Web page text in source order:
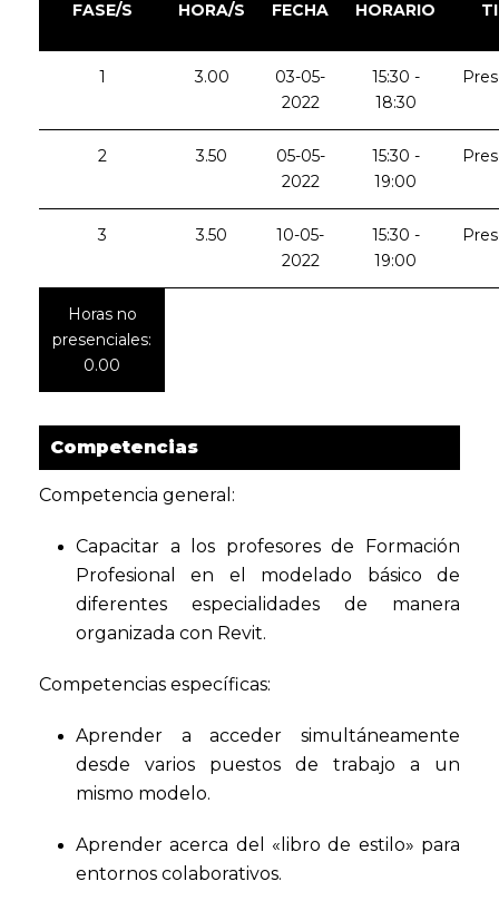
FASE/S HORA/S FECHA HORARIO
1 3.00
03-05-
2022
15:30 -
18:30
2 3.50
05-05-
2022
15:30 -
19:00
3 3.50
10-05-
2022
15:30 -
19:00
Horas no
presenciales:
0.00
Competencias
Competencia general:
Capacitar a los profesores de Formación
Profesional en el modelado básico de
diferentes especialidades de manera
organizada con Revit.
Competencias específicas:
Aprender a acceder simultáneamente
desde varios puestos de trabajo a un
mismo modelo.
Aprender acerca del «libro de estilo» para
entornos colaborativos.